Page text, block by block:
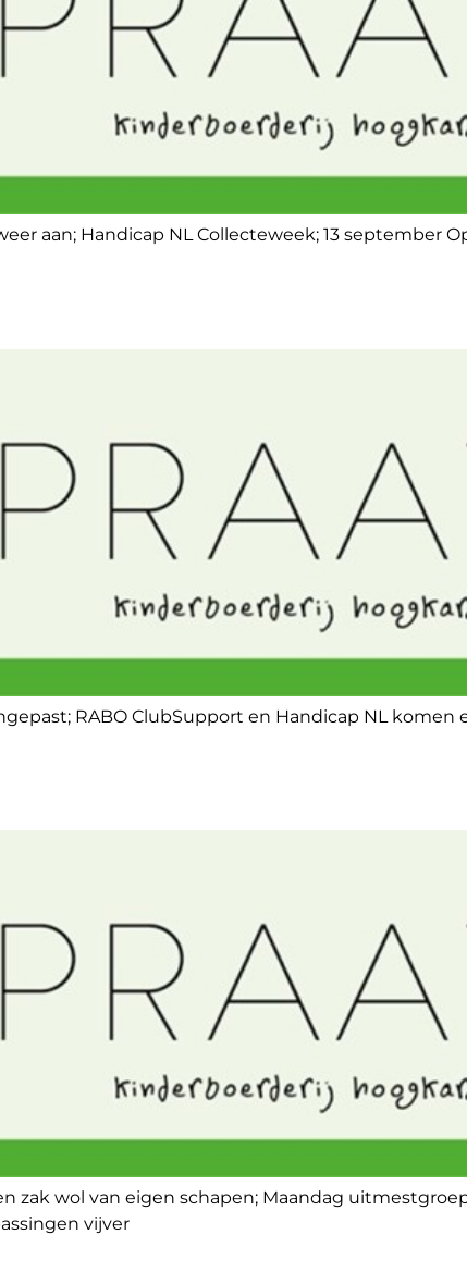
aan; Handicap NL Collecteweek; 13 september
RABO ClubSupport en Handicap NL komen
zak wol van eigen schapen; Maandag
vijver